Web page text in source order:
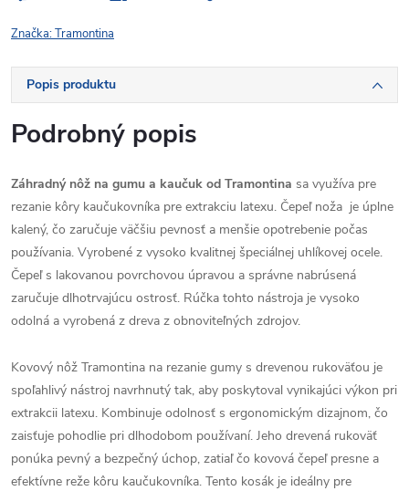
Značka:Tramontina
Popis produktu
Podrobný popis
Záhradný nôž na gumu a kaučuk od Tramontina sa využíva pre
rezanie kôry kaučukovníka pre extrakciu latexu. Čepeľ noža je úplne
kalený, čo zaručuje väčšiu pevnosť a menšie opotrebenie počas
používania. Vyrobené z vysoko kvalitnej špeciálnej uhlíkovej ocele.
Čepeľ s lakovanou povrchovou úpravou a správne nabrúsená
zaručuje dlhotrvajúcu ostrosť. Rúčka tohto nástroja je vysoko
odolná a vyrobená z dreva z obnoviteľných zdrojov.
Kovový nôž Tramontina na rezanie gumy s drevenou rukoväťou je
spoľahlivý nástroj navrhnutý tak, aby poskytoval vynikajúci výkon pri
extrakcii latexu. Kombinuje odolnosť s ergonomickým dizajnom, čo
zaisťuje pohodlie pri dlhodobom používaní. Jeho drevená rukoväť
ponúka pevný a bezpečný úchop, zatiaľ čo kovová čepeľ presne a
efektívne reže kôru kaučukovníka. Tento kosák je ideálny pre